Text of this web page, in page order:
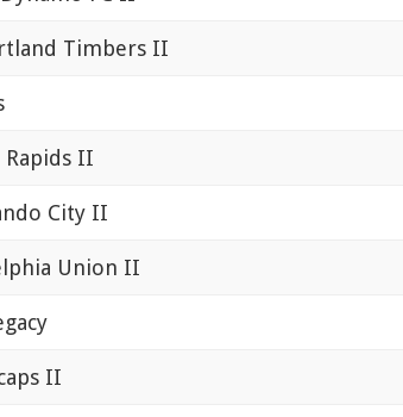
Timbers II
Rapids II
City II
Union II
II